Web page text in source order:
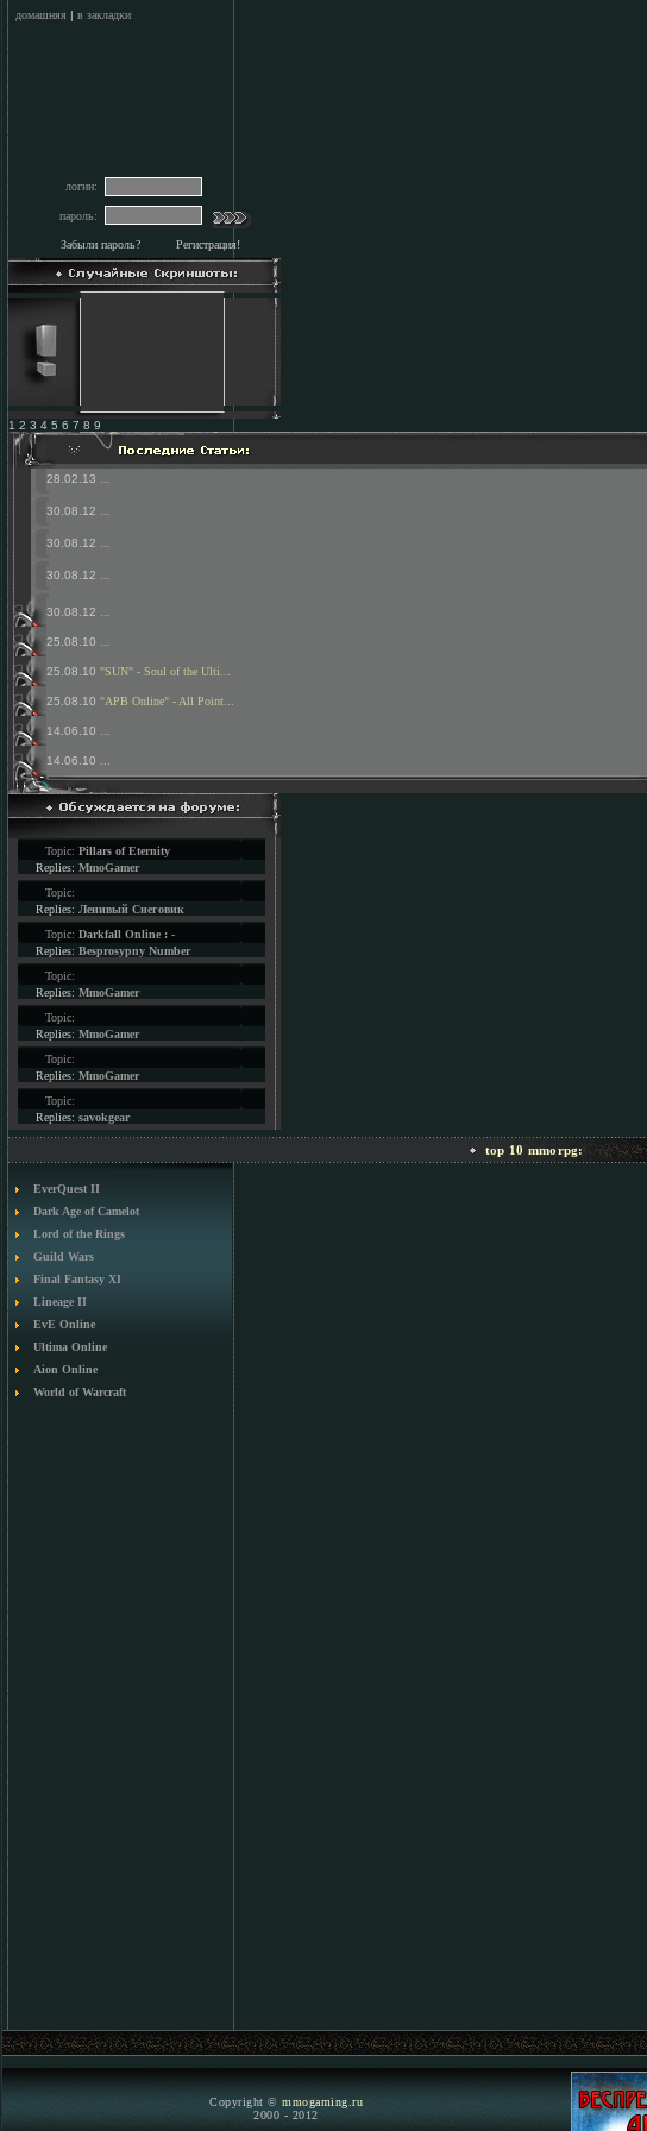
домашняя | в закладки
логин:
пароль:
Забыли пароль? Регистрация!
1 2 3 4 5 6 7 8 9
28.02.13
30.08.12
30.08.12
30.08.12
30.08.12
25.08.10
25.08.10 "SUN" - Soul of the Ulti...
25.08.10 "APB Online" - All Point...
14.06.10
14.06.10
Topic: Pillars of Eternity
Replies: MmoGamer
Topic:
Replies: Ленивый Снеговик
Topic: Darkfall Online : -
Replies: Besprosypny Number
Topic:
Replies: MmoGamer
Topic:
Replies: MmoGamer
Topic:
Replies: MmoGamer
Topic:
Replies: savokgear
top 10 mmorpg:
EverQuest II
Dark Age of Camelot
Lord of the Rings
Guild Wars
Final Fantasy XI
Lineage II
EvE Online
Ultima Online
Aion Online
World of Warcraft
Copyright © mmogaming.ru
2000 - 2012